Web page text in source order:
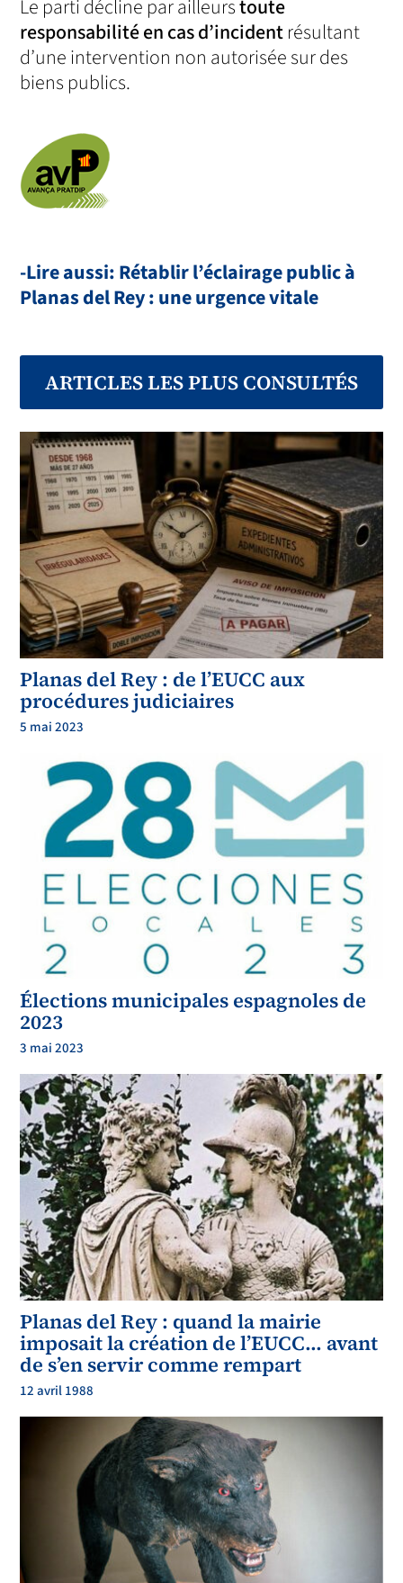
Le parti décline par ailleurstoute
responsabilité en cas d’incidentrésultant
d’une intervention non autorisée sur des
biens publics.
-Lire aussi: Rétablir l’éclairage public à
Planas del Rey : une urgence vitale
ARTICLES LES PLUS CONSULTÉS
Planas del Rey : de l’EUCC aux
procédures judiciaires
5 mai 2023
Élections municipales espagnoles de
2023
3 mai 2023
Planas del Rey : quand la mairie
imposait la création de l’EUCC… avant
de s’en servir comme rempart
12 avril 1988